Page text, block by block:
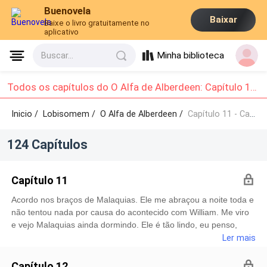
Buenovela
Baixe o livro gratuitamente no
aplicativo
Baixar
Buscar... Minha biblioteca
Todos os capítulos do O Alfa de Alberdeen: Capítulo 11 - Capítulo 20
Inicio / Lobisomem/O Alfa de Alberdeen / Capítulo 11 - Capítulo 20
124 Capítulos
Capítulo 11
Acordo nos braços de Malaquias. Ele me abraçou a noite toda e
não tentou nada por causa do acontecido com William. Me viro
e vejo Malaquias ainda dormindo. Ele é tão lindo, eu penso,
admirando suas feições. Não quero acordá-lo, então me levanto
ontem à noite para dormir, mas não me troco. Atravesso a porta
Ler mais